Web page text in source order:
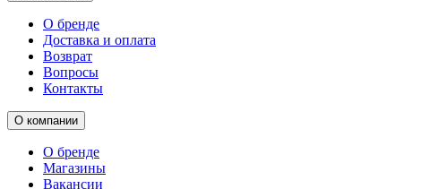
О бренде
Доставка и оплата
Возврат
Вопросы
Контакты
О компании
О бренде
Магазины
Вакансии